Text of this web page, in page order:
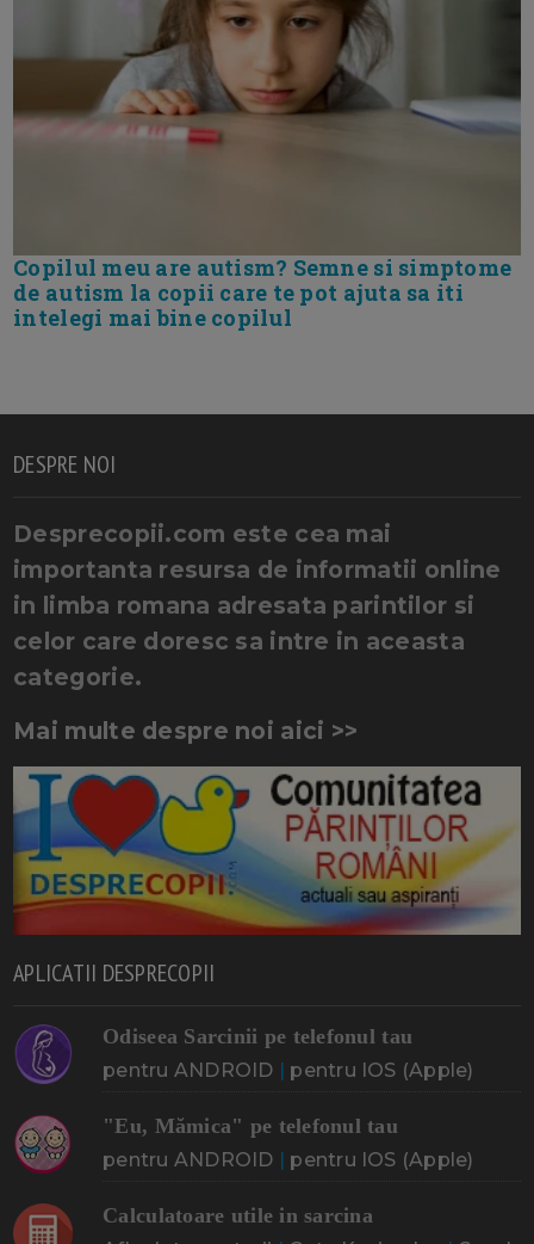
Copilul meu are autism? Semne si simptome
de autism la copii care te pot ajuta sa iti
intelegi mai bine copilul
DESPRE NOI
Desprecopii.com este cea mai
importanta resursa de informatii online
in limba romana adresata parintilor si
celor care doresc sa intre in aceasta
categorie.
Mai multe despre noi aici >>
APLICATII DESPRECOPII
Odiseea Sarcinii pe telefonul tau
pentru ANDROID pentru IOS (Apple)
"Eu, Mămica" pe telefonul tau
pentru ANDROID pentru IOS (Apple)
Calculatoare utile in sarcina